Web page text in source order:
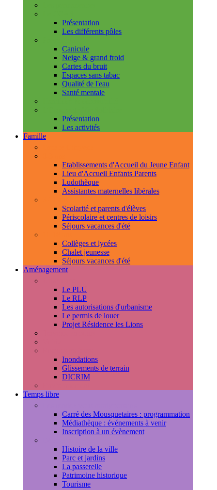
Présentation
Les différents pôles
Canicule
Neige & grand froid
Cartes du bruit
Espaces sans tabac
Qualité de l'eau
Santé mentale
Présentation
Les activités
Famille
Etablissements d'Accueil du Jeune Enfant
Lieu d'Accueil Enfants Parents
Ludothèque
Assistantes maternelles libérales
Scolarité et parents d'élèves
Périscolaire et centres de loisirs
Séjours vacances d'été
Collèges et lycées
Chalet jeunesse
Séjours vacances d'été
Aménagement
Le PLU
Le RLP
Les autorisations d'urbanisme
Le permis de louer
Projet Résidence les Lions
Inondations
Glissements de terrain
DICRIM
Temps libre
Carré des Mousquetaires : programmation
Médiathèque : événements à venir
Inscription à un évènement
Histoire de la ville
Parc et jardins
La passerelle
Patrimoine historique
Tourisme